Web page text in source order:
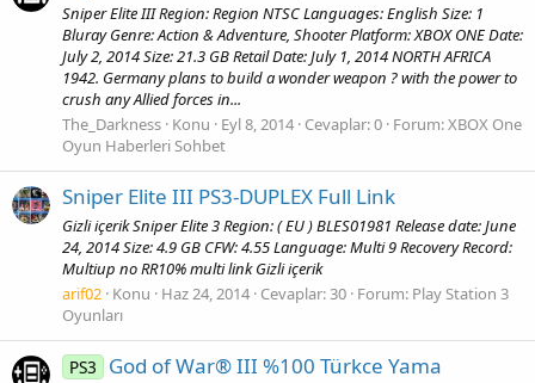
Sniper Elite III Region: Region NTSC Languages: English Size: 1
Bluray Genre: Action & Adventure, Shooter Platform: XBOX ONE Date:
July 2, 2014 Size: 21.3 GB Retail Date: July 1, 2014 NORTH AFRICA
1942. Germany plans to build a wonder weapon ? with the power to
crush any Allied forces in...
The_Darkness Konu Eyl 8, 2014 Cevaplar: 0 Forum:XBOX One
Oyun Haberleri Sohbet
Sniper Elite III PS3-DUPLEX Full Link
Gizli içerik Sniper Elite 3 Region: ( EU ) BLES01981 Release date: June
24, 2014 Size: 4.9 GB CFW: 4.55 Language: Multi 9 Recovery Record:
Multiup no RR10% multi link Gizli içerik
arif02 Konu Haz 24, 2014 Cevaplar: 30 Forum: Play Station 3
Oyunları
PS3 God of War® III %100 Türkce Yama